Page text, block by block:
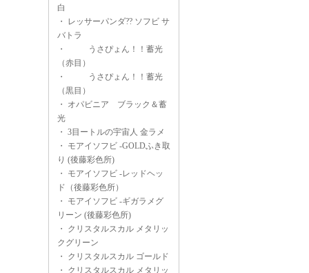
白
・
レッサーパンダ?? ソフビ サ
バトラ
・
うさぴょん！！蓄光
（赤目）
・
うさぴょん！！蓄光
（黒目）
・ オパビニア ブラック＆蓄
光
・ 3目ートルの宇宙人 金ラメ
・ モアイソフビ -GOLDふき取
り (後藤彩色所)
・ モアイソフビ -レッドヘッ
ド（後藤彩色所）
・ モアイソフビ -ギガラメグ
リーン (後藤彩色所)
・ クリスタルスカル メタリッ
クグリーン
・ クリスタルスカル ゴールド
・ クリスタルスカル メタリッ